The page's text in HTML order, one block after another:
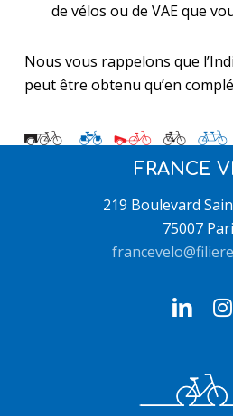
de vélos ou de VAE que
Nous vous rappelons que
peut être obtenu qu’en
FRANCE
219 Boulevard
75007